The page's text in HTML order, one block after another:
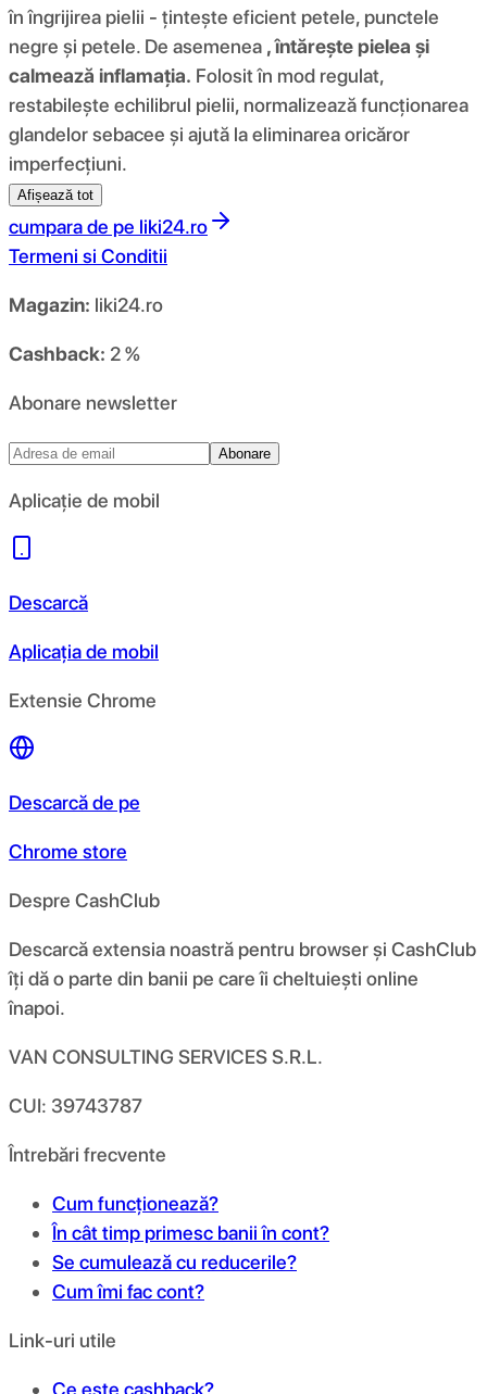
în îngrijirea pielii - țintește eficient petele, punctele
negre și petele. De asemenea , întărește pielea și
calmează inflamația. Folosit în mod regulat,
restabilește echilibrul pielii, normalizează funcționarea
glandelor sebacee și ajută la eliminarea oricăror
imperfecțiuni.
Afișează tot
cumpara de pe liki24.ro
Termeni si Conditii
Magazin: liki24.ro
Cashback: 2 %
Abonare newsletter
Abonare
Aplicație de mobil
Descarcă
Aplicația de mobil
Extensie Chrome
Descarcă de pe
Chrome store
Despre CashClub
Descarcă extensia noastră pentru browser și CashClub
îți dă o parte din banii pe care îi cheltuiești online
înapoi.
VAN CONSULTING SERVICES S.R.L.
CUI: 39743787
Întrebări frecvente
Cum funcționează?
În cât timp primesc banii în cont?
Se cumulează cu reducerile?
Cum îmi fac cont?
Link-uri utile
Ce este cashback?